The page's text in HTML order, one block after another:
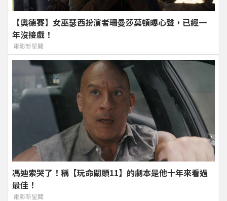
【奧德賽】女巫瑟西扮演者珊曼莎莫頓曝心聲，已經一
年沒接戲！
電影新星聞
馮迪索哭了！稱【玩命關頭11】的劇本是他十年來看過
最佳！
電影新星聞